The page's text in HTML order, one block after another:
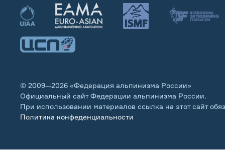
© 2009—2026 «Федерация альпинизма России»
Официальный сайт Федерации альпинизма России.
При использовании материалов ссылка на этот сайт
Политика конфеденциальности